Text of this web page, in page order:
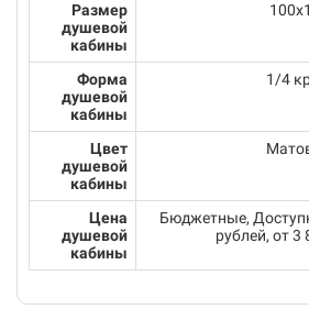
Размер
душевой
кабины
Форма
душевой
кабины
1/4
Цвет
душевой
кабины
Цена
душевой
кабины
Бюджетные,
рублей, от 3